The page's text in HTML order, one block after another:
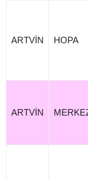
ARTVİN HOPA
ARTVİN